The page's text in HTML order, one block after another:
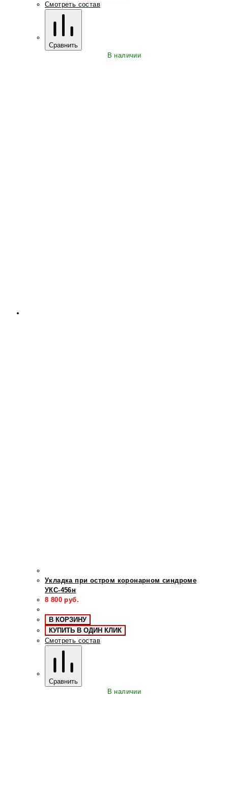
Смотреть состав
Сравнить
В наличии
Укладка при остром коронарном синдроме
УКС-456н
8 800 руб.
В КОРЗИНУ
КУПИТЬ В ОДИН КЛИК
Смотреть состав
Сравнить
В наличии